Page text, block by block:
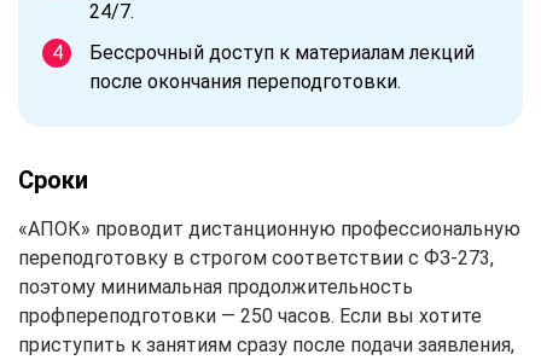
24/7.
Бессрочный доступ к материалам лекций
после окончания переподготовки.
Сроки
«АПОК» проводит дистанционную профессиональную
переподготовку в строгом соответствии с ФЗ-273,
поэтому минимальная продолжительность
профпереподготовки — 250 часов. Если вы хотите
приступить к занятиям сразу после подачи заявления,